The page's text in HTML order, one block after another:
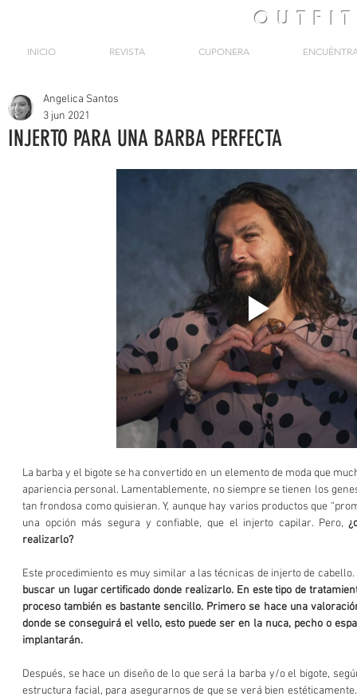
OUTFIT
INICIO REVISTA CUPONERA
INJERTO PARA UNA BARBA PERFECTA
Angelica Santos
3 jun 2021
La barba y el bigote se ha convertido en un elemento de moda que
apariencia personal. Lamentablemente, no siempre se tienen los
tan frondosa como quisieran. Y, aunque hay varios productos que
una opción más segura y confiable, que el injerto capilar. Pero,
realizarlo?
Este procedimiento es muy similar a las técnicas de injerto de cabello.
buscar un lugar certificado donde realizarlo. En este tipo de
proceso también es bastante sencillo. Primero se hace una
donde se conseguirá el vello, esto puede ser en la nuca, pecho o
implantarán.
Después, se hace un diseño de lo que será la barba y/o el bigote,
estructura facial, para asegurarnos de que se verá bien